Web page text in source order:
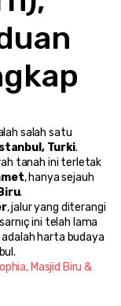
salah satu
Turki.
tanah ini terletak
, hanya sejauh
.
, jalur yang diterangi
ini telah lama
harta budaya
Masjid Biru &